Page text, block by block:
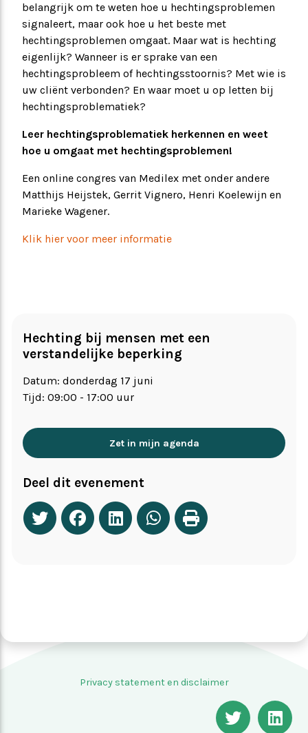
belangrijk om te weten hoe u hechtingsproblemen
signaleert, maar ook hoe u het beste met
hechtingsproblemen omgaat. Maar wat is hechting
eigenlijk? Wanneer is er sprake van een
hechtingsprobleem of hechtingsstoornis? Met wie is
uw cliënt verbonden? En waar moet u op letten bij
hechtingsproblematiek?
Leer hechtingsproblematiek herkennen en weet
hoe u omgaat met hechtingsproblemen!
Een online congres van Medilex met onder andere
Matthijs Heijstek, Gerrit Vignero, Henri Koelewijn en
Marieke Wagener.
Klik hier voor meer informatie
Hechting bij mensen met een
verstandelijke beperking
Datum: donderdag 17 juni
Tijd: 09:00 - 17:00 uur
Zet in mijn agenda
Deel dit evenement
Privacy statement en disclaimer